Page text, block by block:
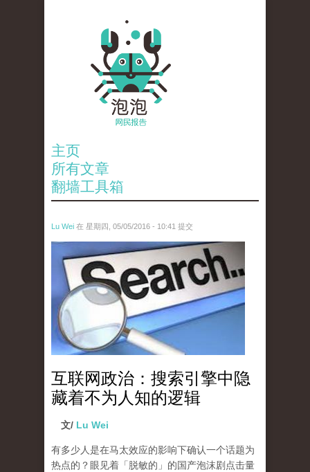
主页
所有文章
翻墙工具箱
Lu Wei 在 星期四, 05/05/2016 - 10:41 提交
wen_tou_tu_3.jpeg
互联网政治：搜索引擎中隐
藏着不为人知的逻辑
文/ Lu Wei
有多少人是在马太效应的影响下确认一个话题为
热点的？眼见着「脱敏的」的国产泡沫剧点击量